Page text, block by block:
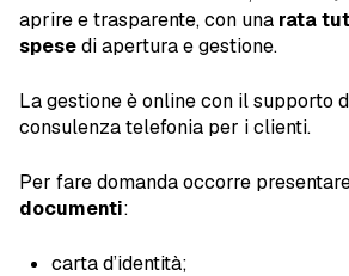
aprire e trasparente, con una rata
spesedi apertura e gestione.
La gestione è online con il supporto
consulenza telefonia per i clienti.
Per fare domanda occorre
documenti:
carta d’identità;